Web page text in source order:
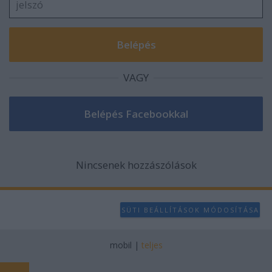
VAGY
Nincsenek hozzászólások
SÜTI BEÁLLÍTÁSOK MÓDOSÍTÁSA
mobil | teljes